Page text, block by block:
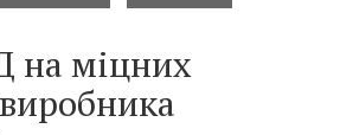
на міцних